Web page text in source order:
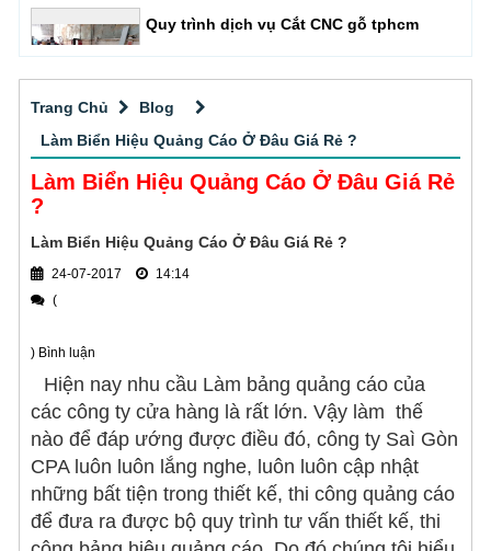
nhận cắt CNC gỗ tphcm uy tín - giá tốt? Sài
chính xác với vật liệu vô cùng đa dạng cho
Thi công các loại biển quảng cáo tấm lớn
Quảng cáo ngoài trời hiện đang là một hình
thức quảng cáo phổ biến tại Việt Nam cũng
tuyệt vời cho thương hiệu. Việc lựa chọn đơn
nghiệp, uy tín, giá tốt
Thi công bảng hiệu alu phổ biến
Nếu bạn cũng muốn tìm hiểu thêm về dịch
chuyên thiết kế thi công bảng hiệu quảng
cáo cho mọi khách hàng trên toàn quốc. Sản
xuất mẫu mã bảng hiệu đa dạng: Bảng hiệu
in bạt, bảng hiệu đèn led, bảng hiệu chữ nổi,
bảng hiệu in UV
Thi công biển quảng cáo alu tại sao
được ưa chuộng
thiết kế, sản xuất và thi công biển quảng cáo
alu được ưa chuộng cho cửa hàng, shop thời
trang, công ty, ngân hàng, nhà mẫu dự án
Gia công CNC gỗ tphcm chi tiết - chính
Trang Chủ
Blog
Làm Biển Hiệu Quảng Cáo Ở Đâu Giá Rẻ ?
Làm Biển Hiệu Quảng Cáo Ở Đâu Giá Rẻ
?
Làm Biển Hiệu Quảng Cáo Ở Đâu Giá Rẻ ?
24-07-2017
14:14
(
) Bình luận
Hiện nay nhu cầu Làm bảng quảng cáo của
các công ty cửa hàng là rất lớn. Vậy làm thế
nào để đáp ướng được điều đó, công ty Saì Gòn
CPA luôn luôn lắng nghe, luôn luôn cập nhật
những bất tiện trong thiết kế, thi công quảng cáo
để đưa ra được bộ quy trình tư vấn thiết kế, thi